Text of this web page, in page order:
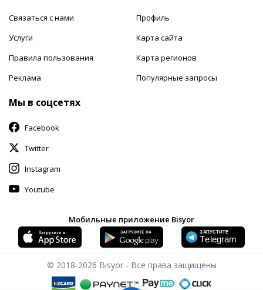
Связаться с нами
Услуги
Правила пользования
Реклама
Профиль
Карта сайта
Карта регионов
Популярные запросы
Мы в соцсетях
Facebook
Twitter
Instagram
Youtube
Мобильные приложение Bisyor
© 2018-2026 Bisyor - Все права защищены